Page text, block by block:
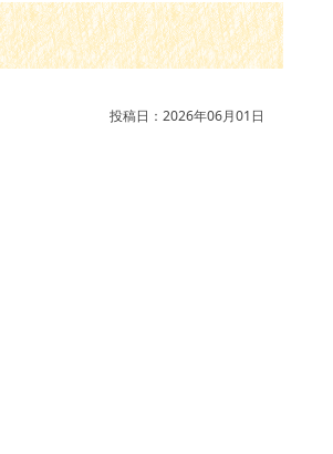
投稿日：2026年06月01日